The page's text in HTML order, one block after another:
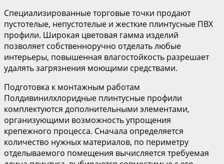
Специализированные торговые точки продают
пустотелые, непустотелые и жесткие плинтусные ПВХ
профили. Широкая цветовая гамма изделий
позволяет собственноручно отделать любые
интерьеры, повышенная влагостойкость разрешает
удалять загрязнения моющими средствами.
Подготовка к монтажным работам
Полдивинилхлоридные плинтусные профили
комплектуются дополнительными элементами,
организующими возможность упрощения
крепежного процесса. Сначала определяется
количество нужных материалов, по периметру
отделываемого помещения вычисляется требуемая